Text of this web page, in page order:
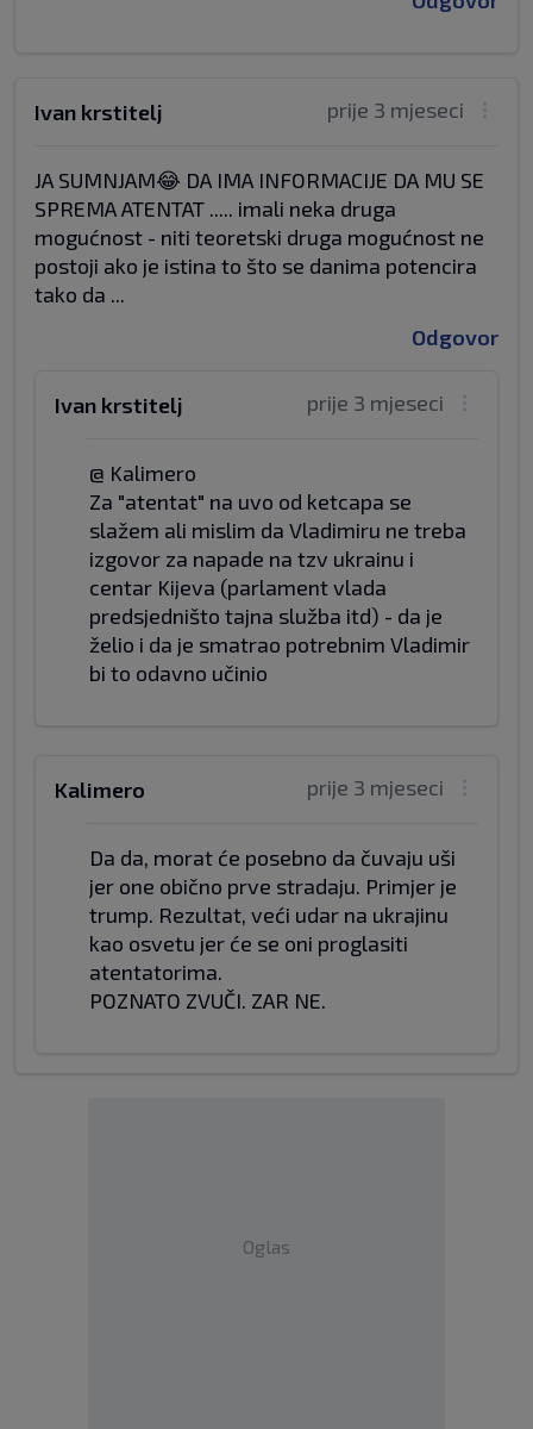
prije 3 mjeseci
Ivan krstitelj
JA SUMNJAM😂 DA IMA INFORMACIJE DA MU SE
SPREMA ATENTAT ..... imali neka druga
mogućnost - niti teoretski druga mogućnost ne
postoji ako je istina to što se danima potencira
tako da ...
Odgovor
prije 3 mjeseci
Ivan krstitelj
@ Kalimero
Za "atentat" na uvo od ketcapa se
slažem ali mislim da Vladimiru ne treba
izgovor za napade na tzv ukrainu i
centar Kijeva (parlament vlada
predsjedništo tajna služba itd) - da je
želio i da je smatrao potrebnim Vladimir
bi to odavno učinio
prije 3 mjeseci
Kalimero
Da da, morat će posebno da čuvaju uši
jer one obično prve stradaju. Primjer je
trump. Rezultat, veći udar na ukrajinu
kao osvetu jer će se oni proglasiti
atentatorima.
POZNATO ZVUČI. ZAR NE.
Oglas